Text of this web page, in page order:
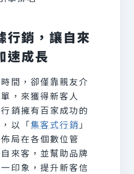
行銷，讓自來
速成長
間，卻僅靠親友介
，來獲得新客人
銷擁有百家成功的
以「集客式行銷 」
局在各個數位管
來客，並幫助品牌
印象，提升新客信